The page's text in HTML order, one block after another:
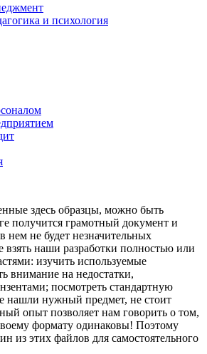
и психология
здесь образцы, можно быть
получится грамотный документ и
нем не будет незначительных
наши разработки полностью или
изучить используемые
внимание на недостатки,
посмотреть стандартную
нашли нужный предмет, не стоит
опыт позволяет нам говорить о том,
формату одинаковы! Поэтому
из этих файлов для самостоятельного